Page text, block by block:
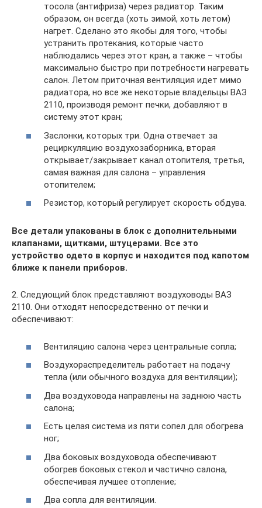
тосола (антифриза) через радиатор. Таким
образом, он всегда (хоть зимой, хоть летом)
нагрет. Сделано это якобы для того, чтобы
устранить протекания, которые часто
наблюдались через этот кран, а также – чтобы
максимально быстро при потребности нагревать
салон. Летом приточная вентиляция идет мимо
радиатора, но все же некоторые владельцы ВАЗ
2110, производя ремонт печки, добавляют в
систему этот кран;
Заслонки, которых три. Одна отвечает за
рециркуляцию воздухозаборника, вторая
открывает/закрывает канал отопителя, третья,
самая важная для салона – управления
отопителем;
Резистор, который регулирует скорость обдува.
Все детали упакованы в блок с дополнительными
клапанами, щитками, штуцерами. Все это
устройство одето в корпус и находится под капотом
ближе к панели приборов.
2. Следующий блок представляют воздуховоды ВАЗ
2110. Они отходят непосредственно от печки и
обеспечивают:
Вентиляцию салона через центральные сопла;
Воздухораспределитель работает на подачу
тепла (или обычного воздуха для вентиляции);
Два воздуховода направлены на заднюю часть
салона;
Есть целая система из пяти сопел для обогрева
ног;
Два боковых воздуховода обеспечивают
обогрев боковых стекол и частично салона,
обеспечивая лучшее отопление;
Два сопла для вентиляции.